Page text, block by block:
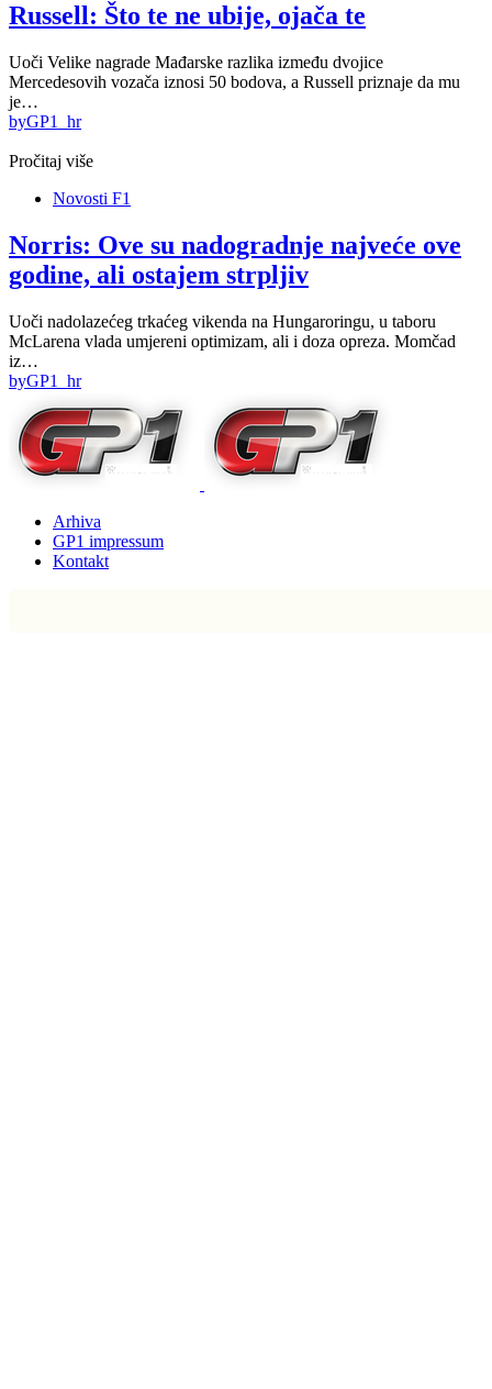
Russell: Što te ne ubije, ojača te
Uoči Velike nagrade Mađarske razlika između dvojice
Mercedesovih vozača iznosi 50 bodova, a Russell priznaje da mu
je…
byGP1_hr
Pročitaj više
Novosti F1
Norris: Ove su nadogradnje najveće ove
godine, ali ostajem strpljiv
Uoči nadolazećeg trkaćeg vikenda na Hungaroringu, u taboru
McLarena vlada umjereni optimizam, ali i doza opreza. Momčad
iz…
byGP1_hr
Arhiva
GP1 impressum
Kontakt